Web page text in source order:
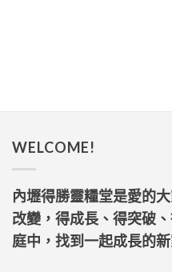
WELCOME!
內壢得勝靈糧堂是愛的
改變，得成長、得突破
庭中，找到一起成長的